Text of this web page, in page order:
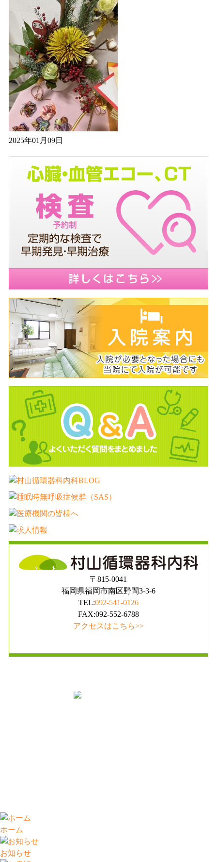
2025年01月09日
〒815-0041
福岡県福岡市南区野間3-3-6
TEL:092-541-0126
FAX:092-552-6788
アクセスはこちら>>
ホーム
お知らせ